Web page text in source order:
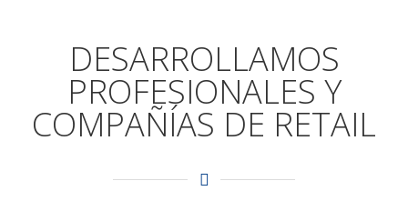
DESARROLLAMOS
PROFESIONALES Y
COMPAÑÍAS DE RETAIL